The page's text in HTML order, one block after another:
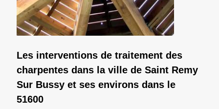
Les interventions de traitement des
charpentes dans la ville de Saint Remy
Sur Bussy et ses environs dans le
51600